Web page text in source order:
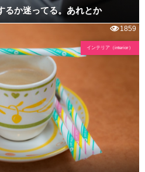
るか迷ってる。あれとか
インテリア（interior）
1859